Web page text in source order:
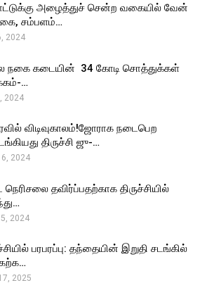
அழைத்துச் சென்ற வகையில் வேன்
சம்பளம்…
2024
நகை கடையின் ₹ 34 கோடி சொத்துக்கள்
…
2024
விடிவுகாலம்!ஜோராக நடைபெற
திருச்சி ஜு-…
2024
நெரிசலை தவிர்ப்பதற்காக திருச்சியில்
2024
பரபரப்பு: தந்தையின் இறுதி சடங்கில்
2025